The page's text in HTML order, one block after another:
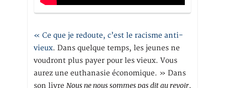
« Ce que je redoute, c’est le racisme anti-
vieux. Dans quelque temps, les jeunes ne
voudront plus payer pour les vieux. Vous
aurez une euthanasie économique. » Dans
son livre Nous ne nous sommes pas dit au revoir,